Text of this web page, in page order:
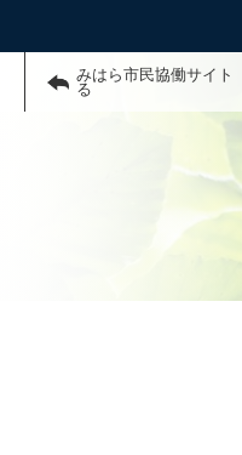
みはら市民協働サイ
る